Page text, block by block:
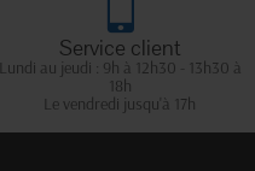
Service client
Lundi au jeudi : 9h à 12h30 - 13h30 à
18h
Le vendredi jusqu'à 17h